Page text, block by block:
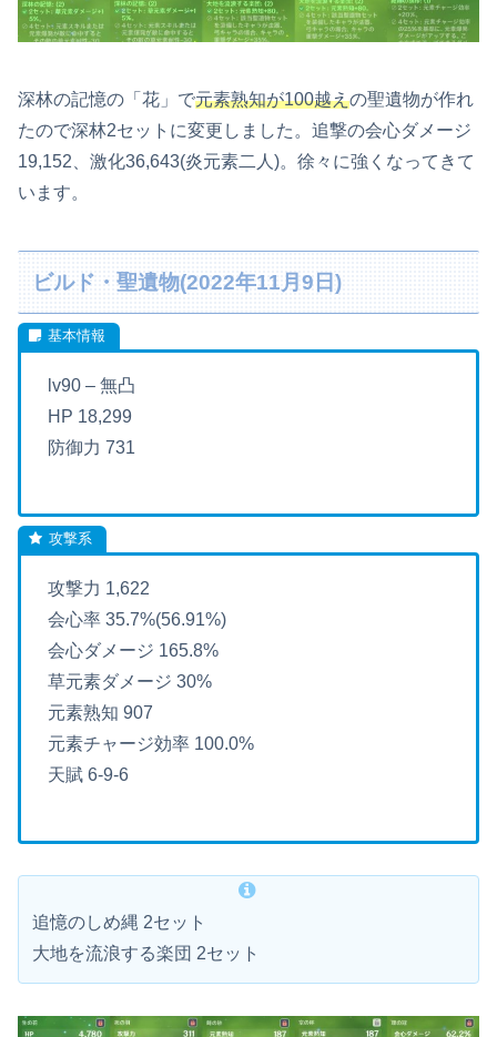
深林の記憶の「花」で元素熟知が100越えの聖遺物が作れ
たので深林2セットに変更しました。追撃の会心ダメージ
19,152、激化36,643(炎元素二人)。徐々に強くなってきて
います。
ビルド・聖遺物(2022年11月9日)
lv90 – 無凸
HP 18,299
防御力 731
攻撃力 1,622
会心率 35.7%(56.91%)
会心ダメージ 165.8%
草元素ダメージ 30%
元素熟知 907
元素チャージ効率 100.0%
天賦 6-9-6
追憶のしめ縄 2セット
大地を流浪する楽団 2セット